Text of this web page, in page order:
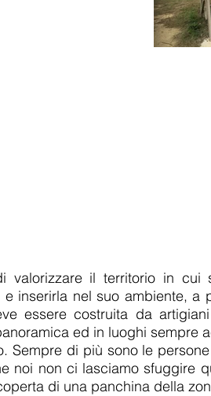
valorizzare il territorio in cui
inserirla nel suo ambiente, a
essere costruita da
ed in luoghi sempre
Sempre di più sono le
noi non ci lasciamo sfuggire
di una panchina della